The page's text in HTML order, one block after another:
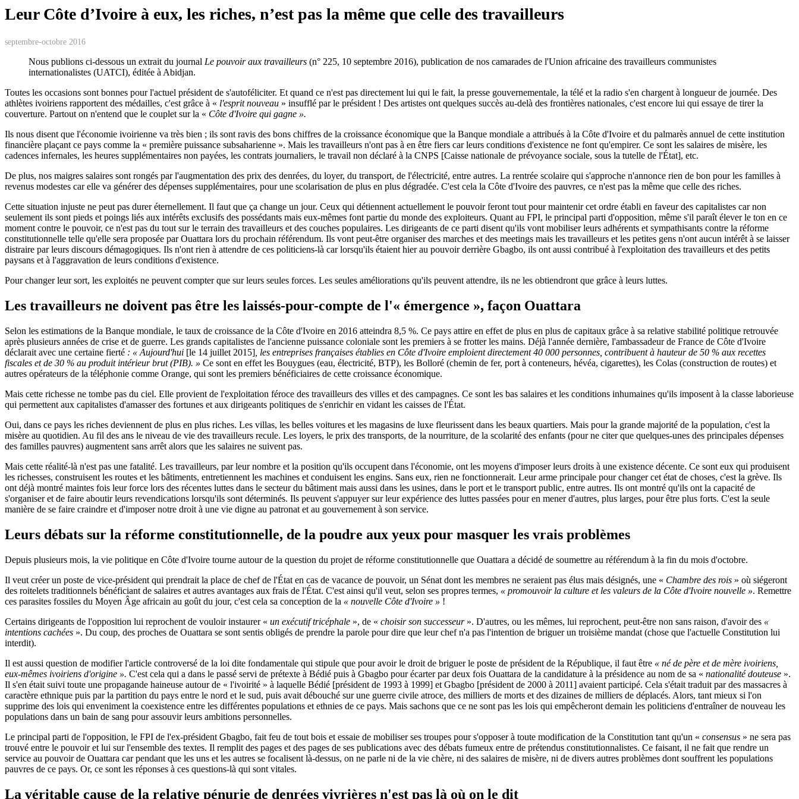
Leur Côte d’Ivoire à eux, les riches, n’est pas la même que celle des travailleurs
septembre-octobre 2016
Nous publions ci-dessous un extrait du journal Le pouvoir aux travailleurs (n° 225, 10 septembre 2016), publication de nos camarades de l'Union africaine des travailleurs communistes
internationalistes (UATCI), éditée à Abidjan.
Toutes les occasions sont bonnes pour l'actuel président de s'autoféliciter. Et quand ce n'est pas directement lui qui le fait, la presse gouvernementale, la télé et la radio s'en chargent à longueur de journée. Des
athlètes ivoiriens rapportent des médailles, c'est grâce à « l'esprit nouveau » insufflé par le président ! Des artistes ont quelques succès au-delà des frontières nationales, c'est encore lui qui essaye de tirer la
couverture. Partout on n'entend que le couplet sur la « Côte d'Ivoire qui gagne ».
Ils nous disent que l'économie ivoirienne va très bien ; ils sont ravis des bons chiffres de la croissance économique que la Banque mondiale a attribués à la Côte d'Ivoire et du palmarès annuel de cette institution
financière plaçant ce pays comme la « première puissance subsaharienne ». Mais les travailleurs n'ont pas à en être fiers car leurs conditions d'existence ne font qu'empirer. Ce sont les salaires de misère, les
cadences infernales, les heures supplémentaires non payées, les contrats journaliers, le travail non déclaré à la CNPS [Caisse nationale de prévoyance sociale, sous la tutelle de l'État], etc.
De plus, nos maigres salaires sont rongés par l'augmentation des prix des denrées, du loyer, du transport, de l'électricité, entre autres. La rentrée scolaire qui s'approche n'annonce rien de bon pour les familles à
revenus modestes car elle va générer des dépenses supplémentaires, pour une scolarisation de plus en plus dégradée. C'est cela la Côte d'Ivoire des pauvres, ce n'est pas la même que celle des riches.
Cette situation injuste ne peut pas durer éternellement. Il faut que ça change un jour. Ceux qui détiennent actuellement le pouvoir feront tout pour maintenir cet ordre établi en faveur des capitalistes car non
seulement ils sont pieds et poings liés aux intérêts exclusifs des possédants mais eux-mêmes font partie du monde des exploiteurs. Quant au FPI, le principal parti d'opposition, même s'il paraît élever le ton en ce
moment contre le pouvoir, ce n'est pas du tout sur le terrain des travailleurs et des couches populaires. Les dirigeants de ce parti disent qu'ils vont mobiliser leurs adhérents et sympathisants contre la réforme
constitutionnelle telle qu'elle sera proposée par Ouattara lors du prochain référendum. Ils vont peut-être organiser des marches et des meetings mais les travailleurs et les petites gens n'ont aucun intérêt à se laisser
distraire par leurs discours démagogiques. Ils n'ont rien à attendre de ces politiciens-là car lorsqu'ils étaient hier au pouvoir derrière Gbagbo, ils ont aussi contribué à l'exploitation des travailleurs et des petits
paysans et à l'aggravation de leurs conditions d'existence.
Pour changer leur sort, les exploités ne peuvent compter que sur leurs seules forces. Les seules améliorations qu'ils peuvent attendre, ils ne les obtiendront que grâce à leurs luttes.
Les travailleurs ne doivent pas être les laissés-pour-compte de l'« émergence », façon Ouattara
Selon les estimations de la Banque mondiale, le taux de croissance de la Côte d'Ivoire en 2016 atteindra 8,5 %. Ce pays attire en effet de plus en plus de capitaux grâce à sa relative stabilité politique retrouvée
après plusieurs années de crise et de guerre. Les grands capitalistes de l'ancienne puissance coloniale sont les premiers à se frotter les mains. Déjà l'année dernière, l'ambassadeur de France de Côte d'Ivoire
déclarait avec une certaine fierté : « Aujourd'hui [le 14 juillet 2015] , les entreprises françaises établies en Côte d'Ivoire emploient directement 40 000 personnes, contribuent à hauteur de 50 % aux recettes
fiscales et de 30 % au produit intérieur brut (PIB). » Ce sont en effet les Bouygues (eau, électricité, BTP), les Bolloré (chemin de fer, port à conteneurs, hévéa, cigarettes), les Colas (construction de routes) et
autres opérateurs de la téléphonie comme Orange, qui sont les premiers bénéficiaires de cette croissance économique.
Mais cette richesse ne tombe pas du ciel. Elle provient de l'exploitation féroce des travailleurs des villes et des campagnes. Ce sont les bas salaires et les conditions inhumaines qu'ils imposent à la classe laborieuse
qui permettent aux capitalistes d'amasser des fortunes et aux dirigeants politiques de s'enrichir en vidant les caisses de l'État.
Oui, dans ce pays les riches deviennent de plus en plus riches. Les villas, les belles voitures et les magasins de luxe fleurissent dans les beaux quartiers. Mais pour la grande majorité de la population, c'est la
misère au quotidien. Au fil des ans le niveau de vie des travailleurs recule. Les loyers, le prix des transports, de la nourriture, de la scolarité des enfants (pour ne citer que quelques-unes des principales dépenses
des familles pauvres) augmentent sans arrêt alors que les salaires ne suivent pas.
Mais cette réalité-là n'est pas une fatalité. Les travailleurs, par leur nombre et la position qu'ils occupent dans l'économie, ont les moyens d'imposer leurs droits à une existence décente. Ce sont eux qui produisent
les richesses, construisent les routes et les bâtiments, entretiennent les machines et conduisent les engins. Sans eux, rien ne fonctionnerait. Leur arme principale pour changer cet état de choses, c'est la grève. Ils
ont déjà montré maintes fois leur force lors des récentes luttes dans le secteur du bâtiment mais aussi dans les usines, dans le port et le transport public, entre autres. Ils ont montré qu'ils ont la capacité de
s'organiser et de faire aboutir leurs revendications lorsqu'ils sont déterminés. Ils peuvent s'appuyer sur leur expérience des luttes passées pour en mener d'autres, plus larges, pour être plus forts. C'est la seule
manière de se faire craindre et d'imposer notre droit à une vie digne au patronat et au gouvernement à son service.
Leurs débats sur la réforme constitutionnelle, de la poudre aux yeux pour masquer les vrais problèmes
Depuis plusieurs mois, la vie politique en Côte d'Ivoire tourne autour de la question du projet de réforme constitutionnelle que Ouattara a décidé de soumettre au référendum à la fin du mois d'octobre.
Il veut créer un poste de vice-président qui prendrait la place de chef de l'État en cas de vacance de pouvoir, un Sénat dont les membres ne seraient pas élus mais désignés, une « Chambre des rois » où siégeront
des roitelets traditionnels bénéficiant de salaires et autres avantages aux frais de l'État. C'est ainsi qu'il veut, selon ses propres termes, « promouvoir la culture et les valeurs de la Côte d'Ivoire nouvelle ». Remettre
ces parasites fossiles du Moyen Âge africain au goût du jour, c'est cela sa conception de la « nouvelle Côte d'Ivoire » !
Certains dirigeants de l'opposition lui reprochent de vouloir instaurer « un exécutif tricéphale », de « choisir son successeur ». D'autres, ou les mêmes, lui reprochent, peut-être non sans raison, d'avoir des «
intentions cachées ». Du coup, des proches de Ouattara se sont sentis obligés de prendre la parole pour dire que leur chef n'a pas l'intention de briguer un troisième mandat (chose que l'actuelle Constitution lui
interdit).
Il est aussi question de modifier l'article controversé de la loi dite fondamentale qui stipule que pour avoir le droit de briguer le poste de président de la République, il faut être « né de père et de mère ivoiriens,
eux-mêmes ivoiriens d'origine ». C'est cela qui a dans le passé servi de prétexte à Bédié puis à Gbagbo pour écarter par deux fois Ouattara de la candidature à la présidence au nom de sa « nationalité douteuse ».
Il s'en était suivi toute une propagande haineuse autour de « l'ivoirité » à laquelle Bédié [président de 1993 à 1999] et Gbagbo [président de 2000 à 2011] avaient participé. Cela s'était traduit par des massacres à
caractère ethnique puis par la partition du pays entre le nord et le sud, puis avait débouché sur une guerre civile atroce, des milliers de morts et des dizaines de milliers de déplacés. Alors, tant mieux si l'on
supprime des lois qui enveniment la coexistence entre les différentes populations et ethnies de ce pays. Mais sachons que ce ne sont pas les lois qui empêcheront demain les politiciens d'entraîner de nouveau les
populations dans un bain de sang pour assouvir leurs ambitions personnelles.
Le principal parti de l'opposition, le FPI de l'ex-président Gbagbo, fait feu de tout bois et essaie de mobiliser ses troupes pour s'opposer à toute modification de la Constitution tant qu'un « consensus » ne sera pas
trouvé entre le pouvoir et lui sur l'ensemble des textes. Il remplit des pages et des pages de ses publications avec des débats fumeux entre de prétendus constitutionnalistes. Ce faisant, il ne fait que rendre un
service au pouvoir de Ouattara car pendant que les uns et les autres se focalisent là-dessus, on ne parle ni de la vie chère, ni des salaires de misère, ni de divers autres problèmes dont souffrent les populations
pauvres de ce pays. Or, ce sont les réponses à ces questions-là qui sont vitales.
La véritable cause de la relative pénurie de denrées vivrières n'est pas là où on le dit